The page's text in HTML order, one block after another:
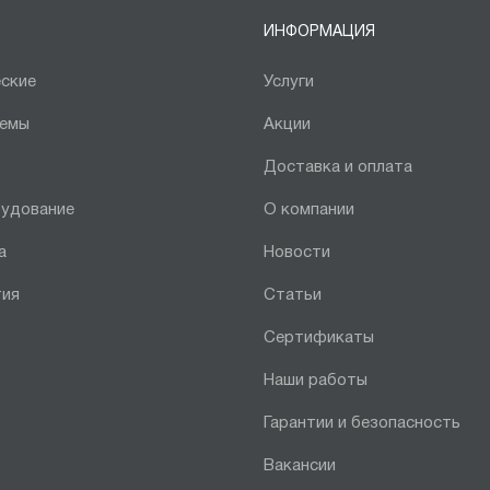
ИНФОРМАЦИЯ
Услуги
Акции
Доставка и оплата
О компании
Новости
Статьи
Сертификаты
Наши работы
Гарантии и безопасность
Вакансии